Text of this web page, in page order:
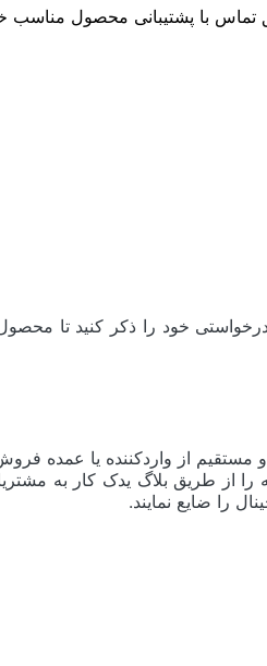
با پشتیبانی محصول مناسب
درخواستی خود را ذکر کنید تا
از واردکننده یا عمده
مشابه را از طریق بلاگ یدک کار به
را ضایع نمایند.